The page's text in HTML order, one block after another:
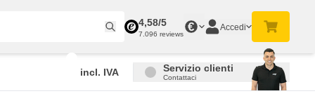
4,58/5
7.096 reviews
€ Accedi
incl. IVA Servizio clienti
Contattaci